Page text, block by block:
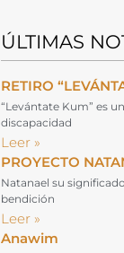
ÚLTIMAS
RETIRO
“Levántate Kum” es
discapacidad
Leer »
PROYECTO
Natanael su
bendición
Leer »
Anawim